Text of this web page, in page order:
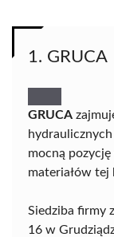
1. GRUCA
GRUCA
mocną
materiałów tej
Siedziba firmy
16 w